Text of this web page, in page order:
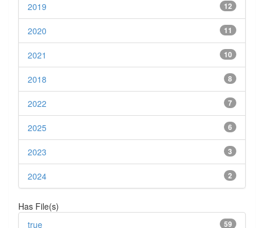
12
2019
11
2020
10
2021
8
2018
7
2022
6
2025
3
2023
2
2024
Has File(s)
59
true